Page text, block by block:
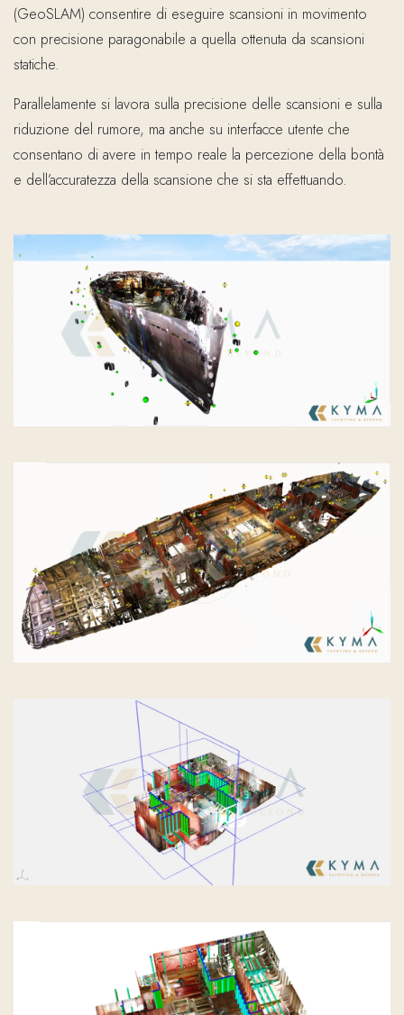
(GeoSLAM) consentire di eseguire scansioni in movimento
con precisione paragonabile a quella ottenuta da scansioni
statiche.
Parallelamente si lavora sulla precisione delle scansioni e sulla
riduzione del rumore, ma anche su interfacce utente che
consentano di avere in tempo reale la percezione della bontà
e dell’accuratezza della scansione che si sta effettuando.